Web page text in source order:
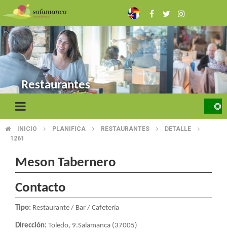
to
main
content
Restaurantes
BREADCRUMB
INICIO PLANIFICA RESTAURANTES
DETALLE
1261
Meson Tabernero
Contacto
Tipo: Restaurante / Bar / Cafetería
Dirección: Toledo, 9.Salamanca (37005)